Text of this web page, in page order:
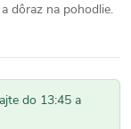
dôraz na pohodlie.
do 13:45 a